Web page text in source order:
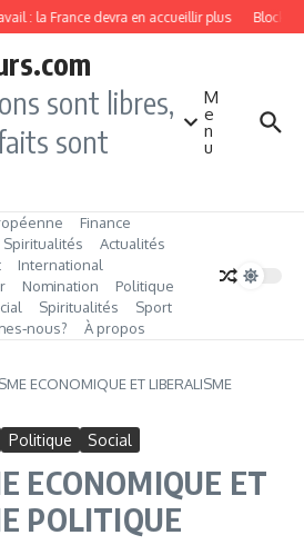
: la France devra en accueillir plus
sont libres,
sont
M
e
n
u
Finance
Spiritualités
Actualités
International
Nomination
Politique
Spiritualités
Sport
À propos
ECONOMIQUE ET LIBERALISME
Politique Social
ECONOMIQUE ET
POLITIQUE